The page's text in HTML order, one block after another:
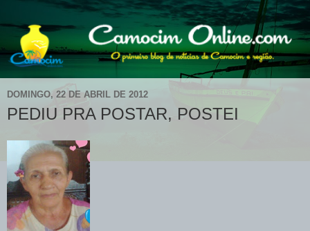
DOMINGO, 22 DE ABRIL DE 2012
PEDIU PRA POSTAR, POSTEI